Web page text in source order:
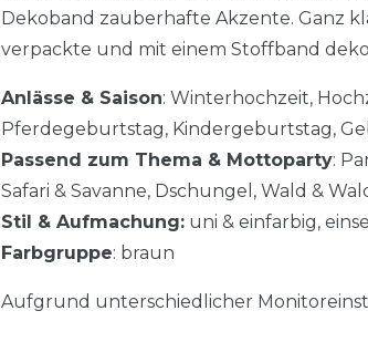
Dekoband zauberhafte Akzente. Ganz
verpackte und mit einem Stoffband
Anlässe & Saison: Winterhochzeit,
Pferdegeburtstag, Kindergeburtstag,
Passend zum Thema & Mottoparty:
Safari & Savanne, Dschungel, Wald &
Stil & Aufmachung: uni & einfarbig,
Farbgruppe: braun
Aufgrund unterschiedlicher